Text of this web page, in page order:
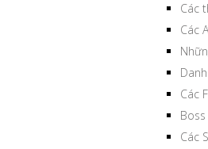
Các
Các
Các
Các